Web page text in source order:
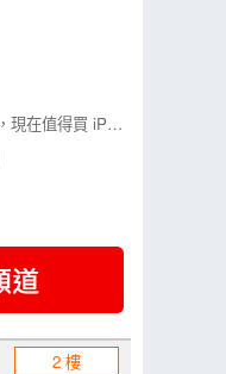
【桃園行銷】iPhone 18 即將登場，現在值得買 iPhone 17 嗎？四款機型一次比較！
2 樓